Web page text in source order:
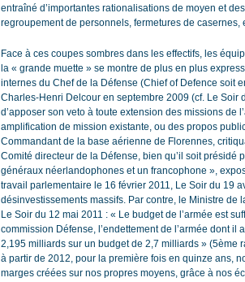
entraîné d’importantes rationalisations de moyen et
regroupement de personnels, fermetures de
Face à ces coupes sombres dans les effectifs, les
la « grande muette » se montre de plus en plus
internes du Chef de la Défense (Chief of Defence soit
Charles-Henri Delcour en septembre 2009 (cf. Le Soir
d’apposer son veto à toute extension des missions de
amplification de mission existante, ou des propos
Commandant de la base aérienne de Florennes,
Comité directeur de la Défense, bien qu’il soit présidé
généraux néerlandophones et un francophone »,
travail parlementaire le 16 février 2011, Le Soir du 19
désinvestissements massifs. Par contre, le Ministre de
Le Soir du 12 mai 2011 : « Le budget de l’armée est
commission Défense, l’endettement de l’armée dont il
2,195 milliards sur un budget de 2,7 milliards » (5ème
à partir de 2012, pour la première fois en quinze ans,
marges créées sur nos propres moyens, grâce à nos